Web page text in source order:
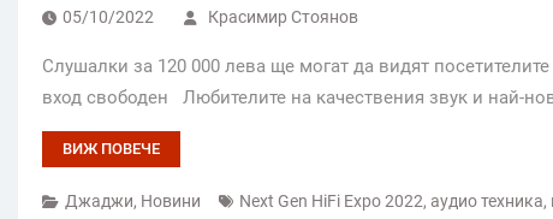
05/10/2022 Красимир Стоянов
Слушалки за 120 000 лева ще могат да видят
вход свободен Любителите на качествения звук и най-
ВИЖ ПОВЕЧЕ
Джаджи, Новини Next Gen HiFi Expo 2022, аудио техника,